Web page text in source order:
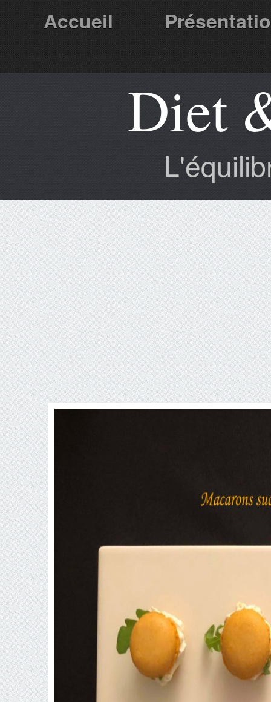
Accueil
Partenaires Diet